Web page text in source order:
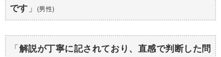
です 」 (男性)
「解説が丁寧に記されており、 直感で判断した問